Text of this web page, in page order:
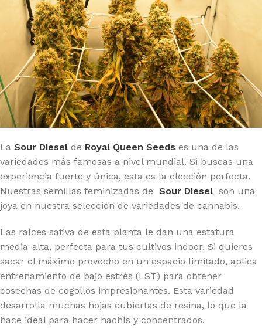
La Sour Diesel de Royal Queen Seeds es una de las
variedades más famosas a nivel mundial. Si buscas una
experiencia fuerte y única, esta es la elección perfecta.
Nuestras semillas feminizadas de Sour Diesel son una
joya en nuestra selección de variedades de cannabis.
Las raíces sativa de esta planta le dan una estatura
media-alta, perfecta para tus cultivos indoor. Si quieres
sacar el máximo provecho en un espacio limitado, aplica
entrenamiento de bajo estrés (LST) para obtener
cosechas de cogollos impresionantes. Esta variedad
desarrolla muchas hojas cubiertas de resina, lo que la
hace ideal para hacer hachís y concentrados.